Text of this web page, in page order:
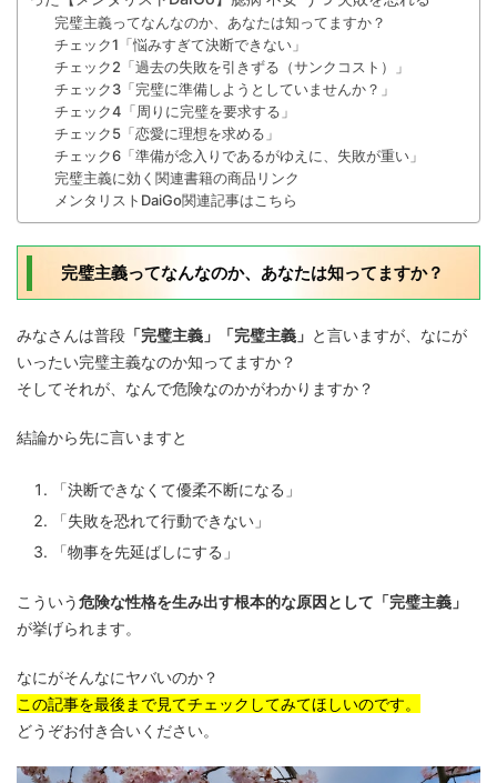
完璧主義ってなんなのか、あなたは知ってますか？
チェック1「悩みすぎて決断できない」
チェック2「過去の失敗を引きずる（サンクコスト）」
チェック3「完璧に準備しようとしていませんか？」
チェック4「周りに完璧を要求する」
チェック5「恋愛に理想を求める」
チェック6「準備が念入りであるがゆえに、失敗が重い」
完璧主義に効く関連書籍の商品リンク
メンタリストDaiGo関連記事はこちら
完璧主義ってなんなのか、あなたは知ってますか？
みなさんは普段 「完璧主義」「完璧主義」 と言いますが、なにが
いったい完璧主義なのか知ってますか？
そしてそれが、なんで危険なのかがわかりますか？
結論から先に言いますと
「決断できなくて優柔不断になる」
「失敗を恐れて行動できない」
「物事を先延ばしにする」
こういう危険な性格を生み出す根本的な原因として「完璧主義」
が挙げられます。
なにがそんなにヤバいのか？
この記事を最後まで見てチェックしてみてほしいのです。
どうぞお付き合いください。